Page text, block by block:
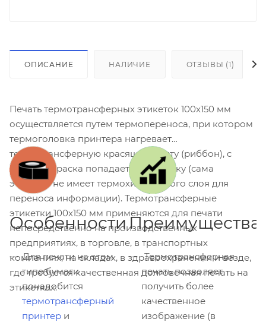
ОПИСАНИЕ НАЛИЧИЕ ОТЗЫВЫ (1)
Печать термотрансферных этикеток 100х150 мм
осуществляется путем термопереноса, при котором
термоголовка принтера нагревает
термотрансферную красящую ленту (риббон), с
которой краска попадает на этикетку (сама
этикетка не имеет термохимического слоя для
переноса информации). Термотрансферные
этикетки 100x150 мм применяются для печати
непосредственно на производственных
предприятиях, в торговле, в транспортных
компаниях, на складах, в здравоохранении и везде,
где требуется качественная долговечная печать на
этикетках.
Особенности
Для печати на этом
типе бумаги
понадобится
термотрансферный
принтер и
Преимущества
Термотрансферная
печать позволяет
получить более
качественное
изображение (в